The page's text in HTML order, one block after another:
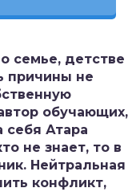
семье, детстве
причины не
обучающих,
себя Атара
не знает, то в
Нейтральная
конфликт,